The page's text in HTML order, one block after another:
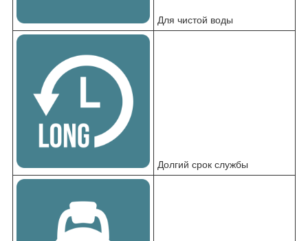
Для чистой воды
Долгий срок службы